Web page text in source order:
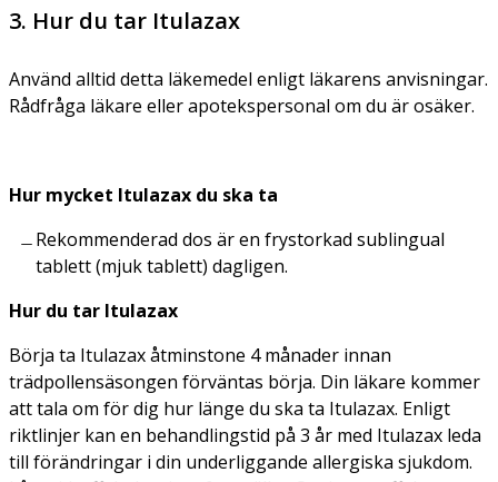
3. Hur du tar Itulazax
Använd alltid detta läkemedel enligt läkarens anvisningar.
Rådfråga läkare eller apotekspersonal om du är osäker.
Hur mycket Itulazax du ska ta
Rekommenderad dos är en frystorkad sublingual
tablett (mjuk tablett) dagligen.
Hur du tar Itulazax
Börja ta Itulazax åtminstone 4 månader innan
trädpollensäsongen förväntas börja. Din läkare kommer
att tala om för dig hur länge du ska ta Itulazax. Enligt
riktlinjer kan en behandlingstid på 3 år med Itulazax leda
till förändringar i din underliggande allergiska sjukdom.